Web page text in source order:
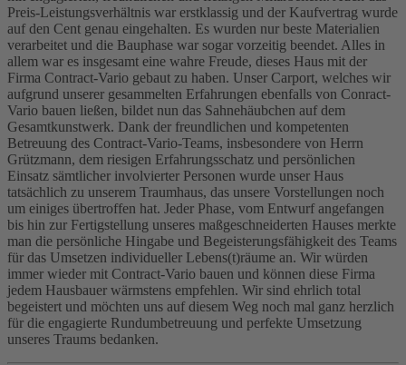
Preis-Leistungsverhältnis war erstklassig und der Kaufvertrag wurde
auf den Cent genau eingehalten. Es wurden nur beste Materialien
verarbeitet und die Bauphase war sogar vorzeitig beendet. Alles in
allem war es insgesamt eine wahre Freude, dieses Haus mit der
Firma Contract-Vario gebaut zu haben. Unser Carport, welches wir
aufgrund unserer gesammelten Erfahrungen ebenfalls von Conract-
Vario bauen ließen, bildet nun das Sahnehäubchen auf dem
Gesamtkunstwerk. Dank der freundlichen und kompetenten
Betreuung des Contract-Vario-Teams, insbesondere von Herrn
Grützmann, dem riesigen Erfahrungsschatz und persönlichen
Einsatz sämtlicher involvierter Personen wurde unser Haus
tatsächlich zu unserem Traumhaus, das unsere Vorstellungen noch
um einiges übertroffen hat. Jeder Phase, vom Entwurf angefangen
bis hin zur Fertigstellung unseres maßgeschneiderten Hauses merkte
man die persönliche Hingabe und Begeisterungsfähigkeit des Teams
für das Umsetzen individueller Lebens(t)räume an. Wir würden
immer wieder mit Contract-Vario bauen und können diese Firma
jedem Hausbauer wärmstens empfehlen. Wir sind ehrlich total
begeistert und möchten uns auf diesem Weg noch mal ganz herzlich
für die engagierte Rundumbetreuung und perfekte Umsetzung
unseres Traums bedanken.